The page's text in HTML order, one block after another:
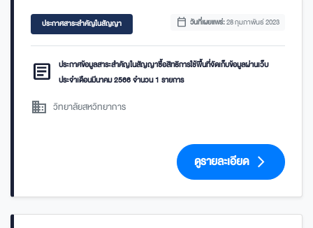
ประกาศสาระสำคัญในสัญญา calendar_today วันที่เผยแพร่:28 กุมภาพันธ์ 2023
article
ประกาศข้อมูลสาระสำคัญในสัญญาซื้อสิทธิการใช้พื้นที่จัดเก็บข้อมูลผ่านเว็บ
ประจำเดือนมีนาคม 2566 จำนวน 1 รายการ
domain วิทยาลัยสหวิทยาการ
ดูรายละเอียด arrow_forward_ios